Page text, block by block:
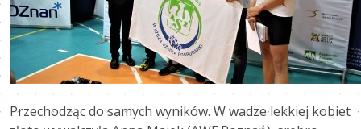
Przechodząc do samych wyników. W wadze lekkiej kobiet